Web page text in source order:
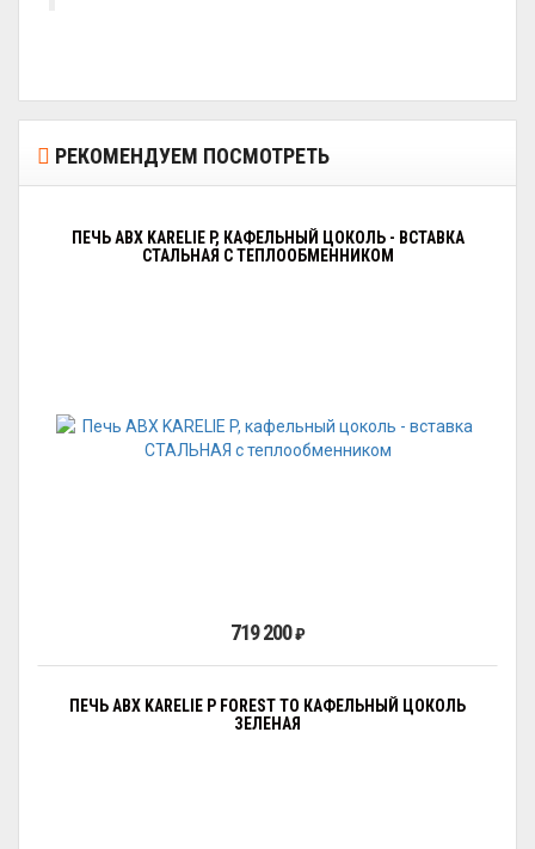
РЕКОМЕНДУЕМ ПОСМОТРЕТЬ
ПЕЧЬ ABX KARELIE P, КАФЕЛЬНЫЙ ЦОКОЛЬ - ВСТАВКА
СТАЛЬНАЯ С ТЕПЛООБМЕННИКОМ
719 200₽
ПЕЧЬ ABX KARELIE P FOREST ТО КАФЕЛЬНЫЙ ЦОКОЛЬ
ЗЕЛЕНАЯ